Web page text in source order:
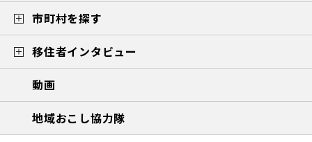
市町村を探す
移住者インタビュー
動画
地域おこし協力隊